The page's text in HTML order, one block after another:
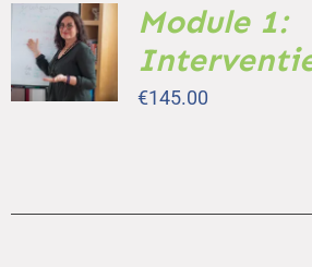
TOEVOEGEN
AAN
WINKELWAGEN
/
DETAILS
Module 1:
€145.00